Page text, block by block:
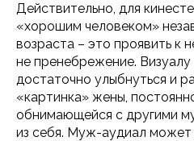
Действительно, для
«хорошим человеком»
возраста – это проявить к
не пренебрежение.
достаточно улыбнуться и
«картинка» жены,
обнимающейся с другими
из себя. Муж-аудиал может